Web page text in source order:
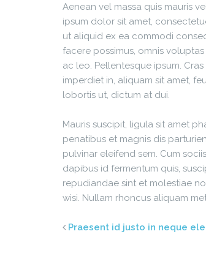
Aenean vel massa quis mauris
ipsum dolor sit amet,
ut aliquid ex ea commodi
facere possimus, omnis
ac leo. Pellentesque ipsum.
imperdiet in, aliquam sit amet,
lobortis ut, dictum at dui.
Mauris suscipit, ligula sit amet
penatibus et magnis dis
pulvinar eleifend sem. Cum
dapibus id fermentum quis,
repudiandae sint et molestiae
wisi. Nullam rhoncus aliquam
Praesent id justo in neque